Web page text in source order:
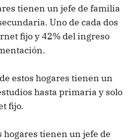
tienen un jefe de familia
Uno de cada dos
fijo y 42% del ingreso
estos hogares tienen un
hasta primaria y solo
fijo.
hogares tienen un jefe de